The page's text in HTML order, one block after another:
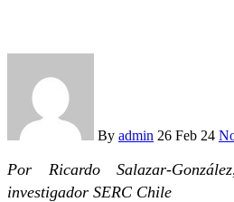
By admin 26 Feb 24
Por Ricardo Salazar-
investigador SERC Chile